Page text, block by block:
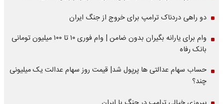
دو راهی دردناک ترامپ برای خروج از جنگ ایران
وام برای یارانه بگیران بدون ضامن | وام فوری ۱۰ تا ۱۰۰ میلیون تومانی
بانک رفاه
حساب سهام عدالتی ها پرپول شد| قیمت روز سهام عدالت یک میلیونی
چند؟